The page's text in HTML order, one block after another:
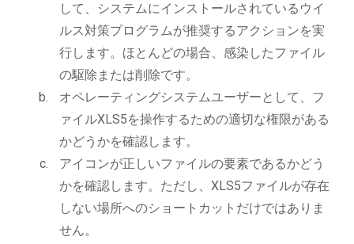
して、システムにインストールされているウイ
ルス対策プログラムが推奨するアクションを実
行します。ほとんどの場合、感染したファイル
の駆除または削除です。
オペレーティングシステムユーザーとして、フ
ァイルXLS5を操作するための適切な権限がある
かどうかを確認します。
アイコンが正しいファイルの要素であるかどう
かを確認します。ただし、XLS5ファイルが存在
しない場所へのショートカットだけではありま
せん。